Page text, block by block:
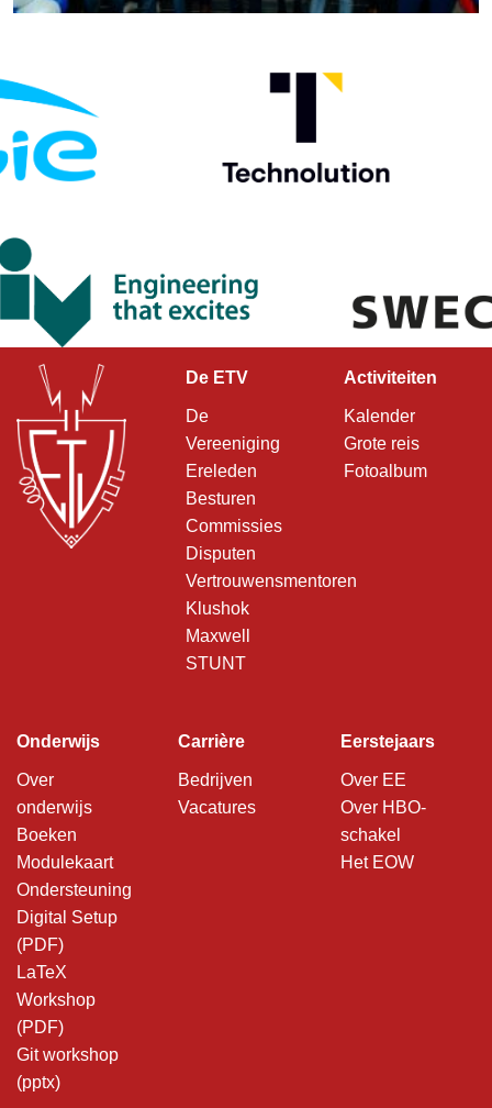
De ETV
De
Vereeniging
Ereleden
Besturen
Commissies
Disputen
Vertrouwensmentoren
Klushok
Maxwell
STUNT
Activiteiten
Kalender
Grote reis
Fotoalbum
Onderwijs
Over
onderwijs
Boeken
Modulekaart
Ondersteuning
Digital Setup
(PDF)
LaTeX
Workshop
(PDF)
Git workshop
(pptx)
Carrière
Bedrijven
Vacatures
Eerstejaars
Over EE
Over HBO-
schakel
Het EOW